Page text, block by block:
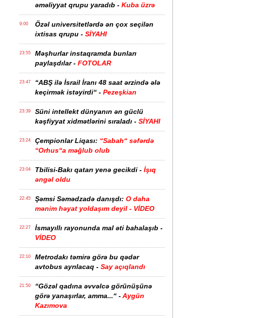
əməliyyat qrupu yaradıb - Kuba üzrə
9:00
Özəl universitetlərdə ən çox seçilən
ixtisas qrupu - SİYAHI
23:55
Məşhurlar instaqramda bunları
paylaşdılar - FOTOLAR
23:47
“ABŞ ilə İsrail İranı 48 saat ərzində ələ
keçirmək istəyirdi“ - Pezeşkian
23:39
Süni intellekt dünyanın ən güclü
kəşfiyyat xidmətlərini sıraladı - SİYAHI
23:24 Çempionlar Liqası: “Sabah“ səfərdə
“Orhus“a məğlub olub
23:04 Tbilisi-Bakı qatarı yenə gecikdi - İşıq
əngəl oldu
22:45 Şəmsi Səmədzadə danışdı: O daha
mənim həyat yoldaşım deyil - VİDEO
22:27
İsmayıllı rayonunda mal əti bahalaşıb -
VİDEO
22:10
Metrodakı təmirə görə bu qədər
avtobus ayrılacaq - Say açıqlandı
21:50
“Gözəl qadına əvvəlcə görünüşünə
görə yanaşırlar, amma...“ -Aygün
Kazımova